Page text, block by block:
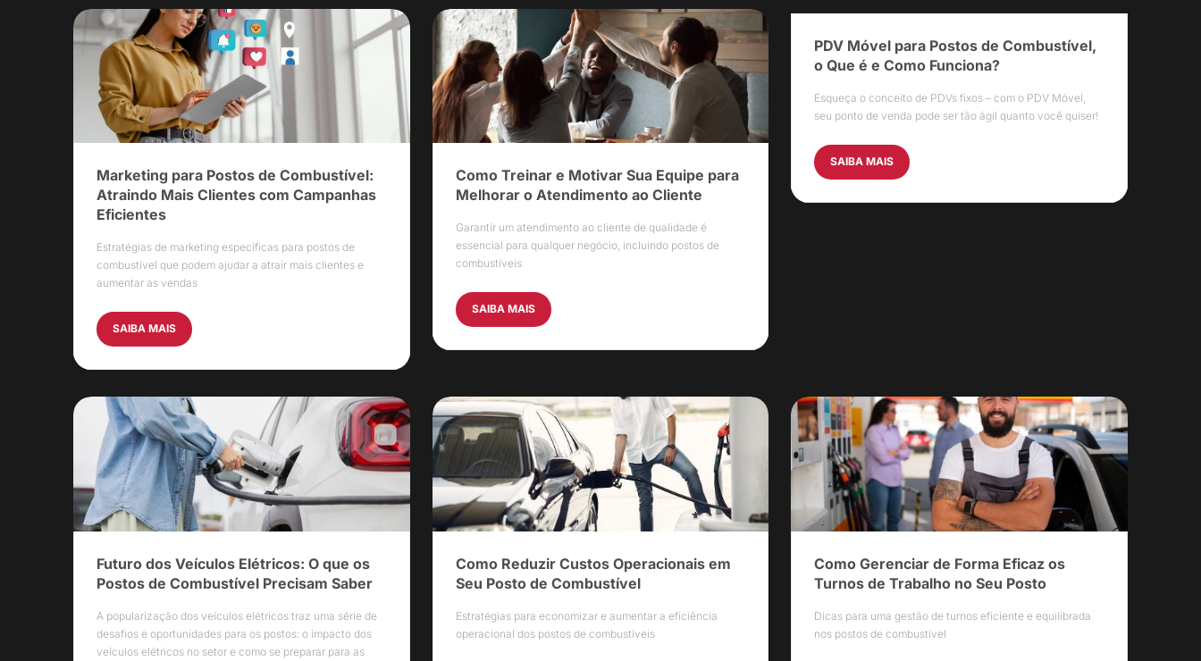
Marketing para Postos de Combustível:
Atraindo Mais Clientes com Campanhas
Eficientes
Estratégias de marketing específicas para postos de
combustível que podem ajudar a atrair mais clientes e
aumentar as vendas
SAIBA MAIS
Como Treinar e Motivar Sua Equipe para
Melhorar o Atendimento ao Cliente
Garantir um atendimento ao cliente de qualidade é
essencial para qualquer negócio, incluindo postos de
combustíveis
SAIBA MAIS
PDV Móvel para Postos de Combustível,
o Que é e Como Funciona?
Esqueça o conceito de PDVs fixos – com o PDV Móvel,
seu ponto de venda pode ser tão ágil quanto você quiser!
SAIBA MAIS
Futuro dos Veículos Elétricos: O que os
Postos de Combustível Precisam Saber
A popularização dos veículos elétricos traz uma série de
desafios e oportunidades para os postos: o impacto dos
veículos elétricos no setor e como se preparar para as
Como Reduzir Custos Operacionais em
Seu Posto de Combustível
Estratégias para economizar e aumentar a eficiência
operacional dos postos de combustíveis
Como Gerenciar de Forma Eficaz os
Turnos de Trabalho no Seu Posto
Dicas para uma gestão de turnos eficiente e equilibrada
nos postos de combustível